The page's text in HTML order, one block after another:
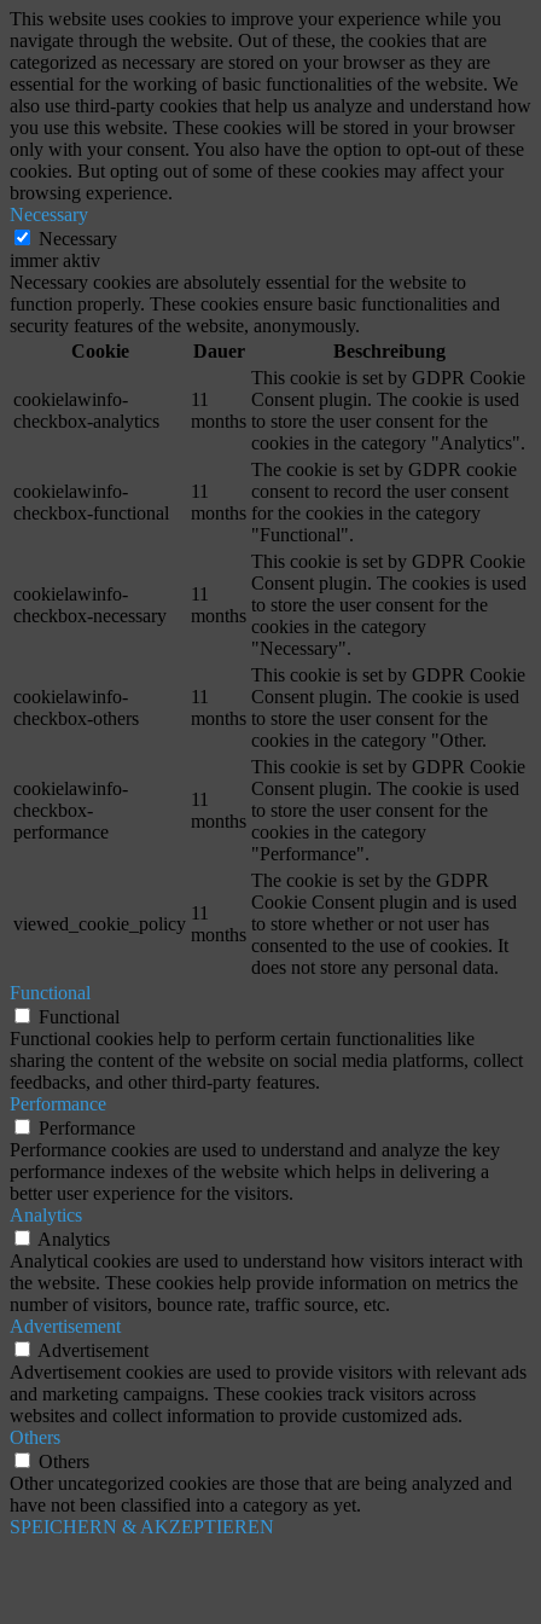
This website uses cookies to improve your experience while you
navigate through the website. Out of these, the cookies that are
categorized as necessary are stored on your browser as they are
essential for the working of basic functionalities of the website. We
also use third-party cookies that help us analyze and understand how
you use this website. These cookies will be stored in your browser
only with your consent. You also have the option to opt-out of these
cookies. But opting out of some of these cookies may affect your
browsing experience.
Necessary
Necessary
immer aktiv
Necessary cookies are absolutely essential for the website to
function properly. These cookies ensure basic functionalities and
security features of the website, anonymously.
Cookie
Dauer Beschreibung
cookielawinfo-
checkbox-analytics
11
months
This cookie is set by GDPR Cookie
Consent plugin. The cookie is used
to store the user consent for the
cookies in the category "Analytics".
cookielawinfo-
checkbox-functional
11
months
The cookie is set by GDPR cookie
consent to record the user consent
for the cookies in the category
"Functional".
cookielawinfo-
checkbox-necessary
11
months
This cookie is set by GDPR Cookie
Consent plugin. The cookies is used
to store the user consent for the
cookies in the category
"Necessary".
cookielawinfo-
checkbox-others
11
months
This cookie is set by GDPR Cookie
Consent plugin. The cookie is used
to store the user consent for the
cookies in the category "Other.
cookielawinfo-
checkbox-
performance
11
months
This cookie is set by GDPR Cookie
Consent plugin. The cookie is used
to store the user consent for the
cookies in the category
"Performance".
viewed_cookie_policy
11
months
The cookie is set by the GDPR
Cookie Consent plugin and is used
to store whether or not user has
consented to the use of cookies. It
does not store any personal data.
Functional
Functional
Functional cookies help to perform certain functionalities like
sharing the content of the website on social media platforms, collect
feedbacks, and other third-party features.
Performance
Performance
Performance cookies are used to understand and analyze the key
performance indexes of the website which helps in delivering a
better user experience for the visitors.
Analytics
Analytics
Analytical cookies are used to understand how visitors interact with
the website. These cookies help provide information on metrics the
number of visitors, bounce rate, traffic source, etc.
Advertisement
Advertisement
Advertisement cookies are used to provide visitors with relevant ads
and marketing campaigns. These cookies track visitors across
websites and collect information to provide customized ads.
Others
Others
Other uncategorized cookies are those that are being analyzed and
have not been classified into a category as yet.
SPEICHERN & AKZEPTIEREN